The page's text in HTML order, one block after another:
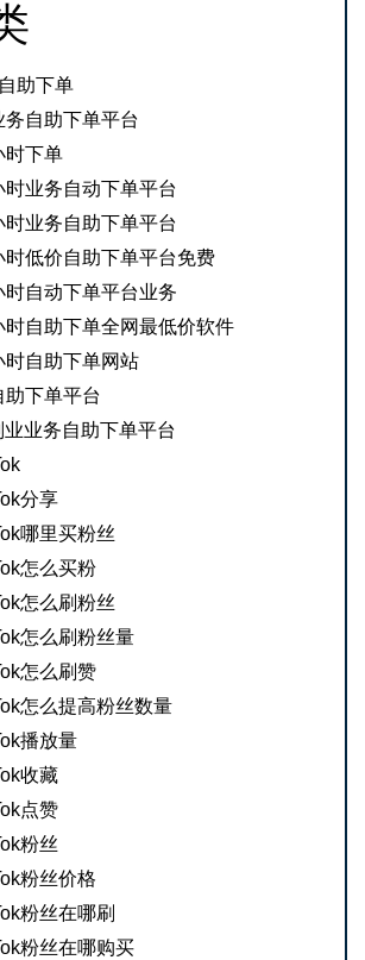
助下单
务自助下单平台
时下单
时业务自动下单平台
时业务自助下单平台
时低价自助下单平台免费
时自动下单平台业务
时自助下单全网最低价软件
时自助下单网站
助下单平台
业业务自助下单平台
分享
哪里买粉丝
怎么买粉
怎么刷粉丝
怎么刷粉丝量
怎么刷赞
怎么提高粉丝数量
播放量
收藏
点赞
粉丝
粉丝价格
粉丝在哪刷
粉丝在哪购买